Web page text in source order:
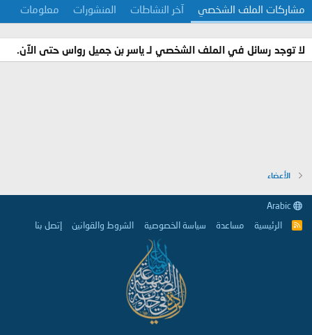
مشاركات الملف الشخصي آخر النشاطات المنشورات معلومات
لا توجد رسائل في الملف الشخصي لـ ياسر بن جميل رواس حتى الآن.
الأعضاء
R
الرئيسية مساعدة سياسة الخصوصية الشروط والقوانين إتصل بنا